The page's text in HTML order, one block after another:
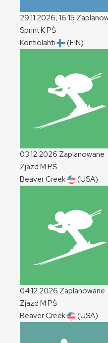
29.11.2026, 16:15
SprintKPŚ
Kontiolahti
(FIN)
03.12.2026 Zaplanowane
Zjazd M PŚ
Beaver Creek
(USA)
04.12.2026 Zaplanowane
Zjazd M PŚ
Beaver Creek
(USA)